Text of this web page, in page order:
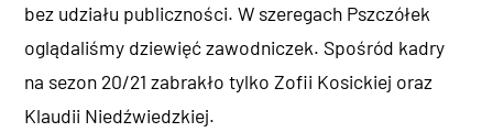
bez udziału publiczności. W szeregach Pszczółek
oglądaliśmy dziewięć zawodniczek. Spośród kadry
na sezon 20/21 zabrakło tylko Zofii Kosickiej oraz
Klaudii Niedźwiedzkiej.